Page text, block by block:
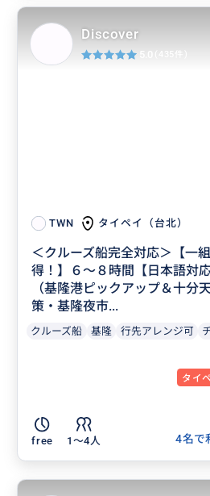
TWN タイペイ（台北）
＜クルーズ船完全対応＞【一
得！】６〜８時間【日本語対
（基隆港ピックアップ＆十分
策・基隆夜市...
クルーズ船 基隆 行先アレンジ可
タイ
free 1〜4人
4名で
Discover
5.0 (435件)